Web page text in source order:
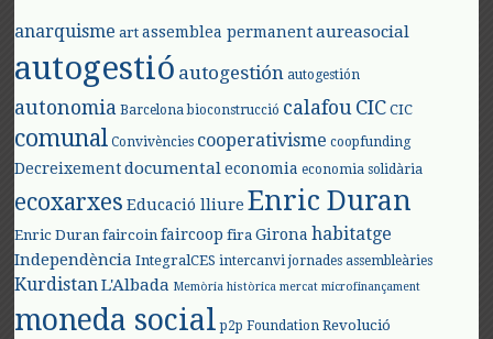
anarquisme art assemblea permanent aureasocial
autogestió autogestión autogestión
autonomia Barcelona bioconstrucció calafouCIC CIC
comunal Convivències cooperativisme coopfunding
Decreixement documental economia economia solidària
ecoxarxes Educació lliure Enric Duran
Enric Duran faircoin faircoop fira Girona habitatge
Independència IntegralCES intercanvi jornades assembleàries
KurdistanL'Albada Memòria històrica mercat microfinançament
moneda social p2p Foundation Revolució